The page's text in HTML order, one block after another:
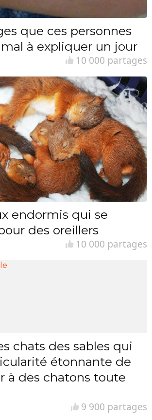
que ces personnes
à expliquer un jour
10 000 partages
endormis qui se
des oreillers
10 000 partages
chats des sables qui
étonnante de
à des chatons toute
9 900 partages